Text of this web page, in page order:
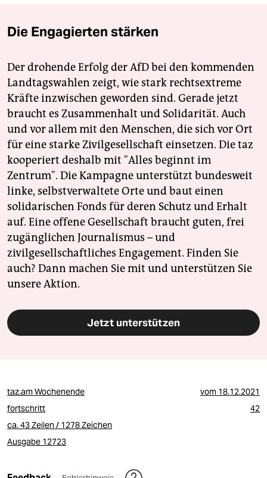
Die Engagierten stärken
Der drohende Erfolg der AfD bei den kommenden
Landtagswahlen zeigt, wie stark rechtsextreme
Kräfte inzwischen geworden sind. Gerade jetzt
braucht es Zusammenhalt und Solidarität. Auch
und vor allem mit den Menschen, die sich vor Ort
für eine starke Zivilgesellschaft einsetzen. Die taz
kooperiert deshalb mit "Alles beginnt im
Zentrum". Die Kampagne unterstützt bundesweit
linke, selbstverwaltete Orte und baut einen
solidarischen Fonds für deren Schutz und Erhalt
auf. Eine offene Gesellschaft braucht guten, frei
zugänglichen Journalismus – und
zivilgesellschaftliches Engagement. Finden Sie
auch? Dann machen Sie mit und unterstützen Sie
unsere Aktion.
Jetzt unterstützen
taz.am Wochenende vom 18.12.2021
fortschritt
42
ca. 43 Zeilen / 1278 Zeichen
Ausgabe 12723